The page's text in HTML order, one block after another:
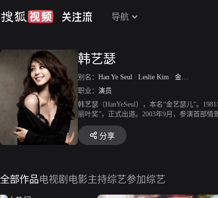
导航
韩艺瑟
别名： Han Ye Seul / Leslie Kim / 金艺瑟儿
职业： 演员
韩艺瑟（HanYeSeul），本名“金艺瑟儿”。
丽叶奖”，正式出道。2003年9月，参演首部
奖。2007年12月，主演爱情片《八面玲珑的
剧《老千》，获得SBS演技大赏十大明星奖和
月》和爱情片《攒钱罗曼史》。2014年11月
分享
全部作品电视剧 电影主持综艺参加综艺